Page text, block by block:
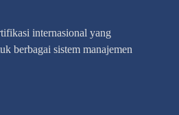
internasional yang
berbagai sistem manajemen